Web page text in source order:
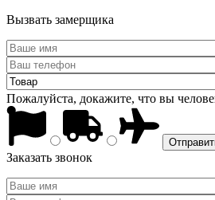
Вызвать замерщика
Пожалуйста, докажите, что вы
Заказать звонок